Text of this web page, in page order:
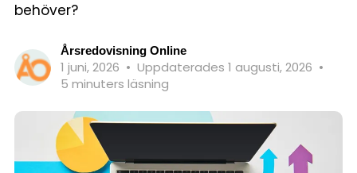
behöver?
Årsredovisning Online
1 juni, 2026 • Uppdaterades 1 augusti, 2026 •
5 minuters läsning